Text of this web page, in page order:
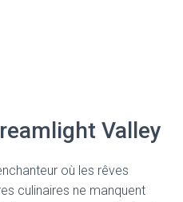
Valley
où les rêves
culinaires ne manquent